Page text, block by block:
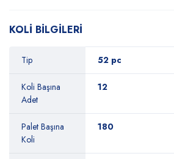
KOLİ BİLGİLERİ
Tip 52 pc
Koli Başına
Adet
12
Palet Başına
Koli
180